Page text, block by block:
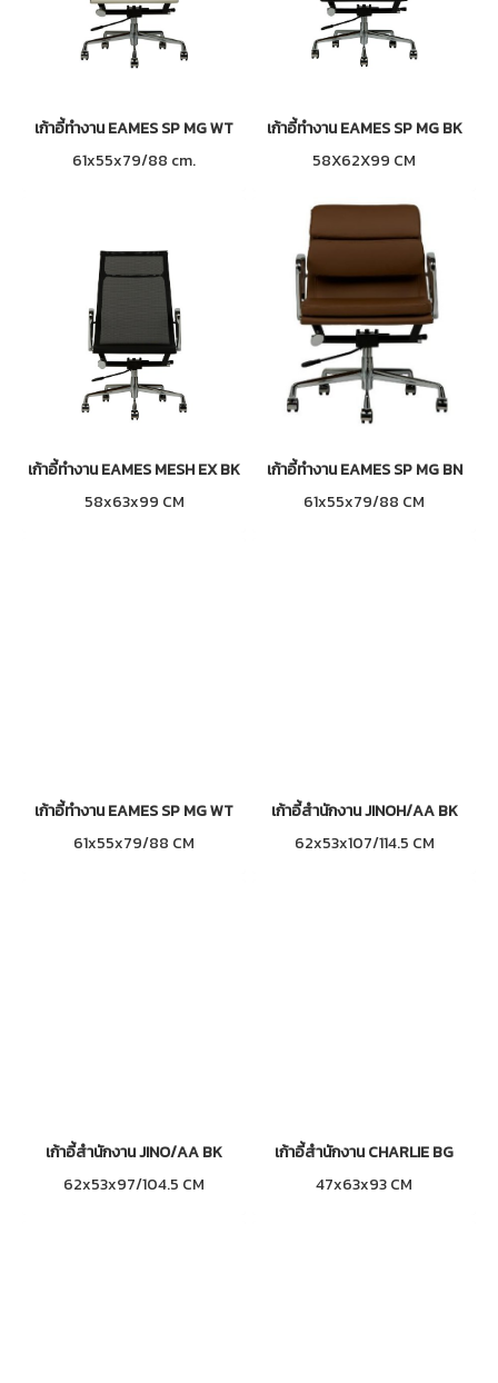
เก้าอี้ทำงาน EAMES SP MG WT
61x55x79/88 cm.
เก้าอี้ทำงาน EAMES SP MG BK
58X62X99 CM
เก้าอี้ทำงาน EAMES MESH EX BK
58x63x99 CM
เก้าอี้ทำงาน EAMES SP MG BN
61x55x79/88 CM
เก้าอี้ทำงาน EAMES SP MG WT
61x55x79/88 CM
เก้าอี้สำนักงาน JINOH/AA BK
62x53x107/114.5 CM
เก้าอี้สำนักงาน JINO/AA BK
62x53x97/104.5 CM
เก้าอี้สำนักงาน CHARLIE BG
47x63x93 CM